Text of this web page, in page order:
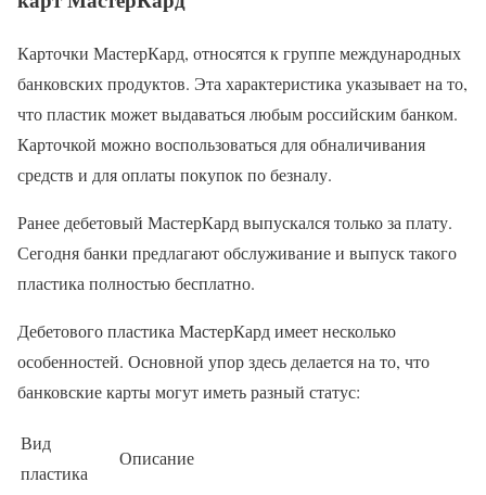
Карточки МастерКард, относятся к группе международных
банковских продуктов. Эта характеристика указывает на то,
что пластик может выдаваться любым российским банком.
Карточкой можно воспользоваться для обналичивания
средств и для оплаты покупок по безналу.
Ранее дебетовый МастерКард выпускался только за плату.
Сегодня банки предлагают обслуживание и выпуск такого
пластика полностью бесплатно.
Дебетового пластика МастерКард имеет несколько
особенностей. Основной упор здесь делается на то, что
банковские карты могут иметь разный статус:
Вид
пластика
Описание